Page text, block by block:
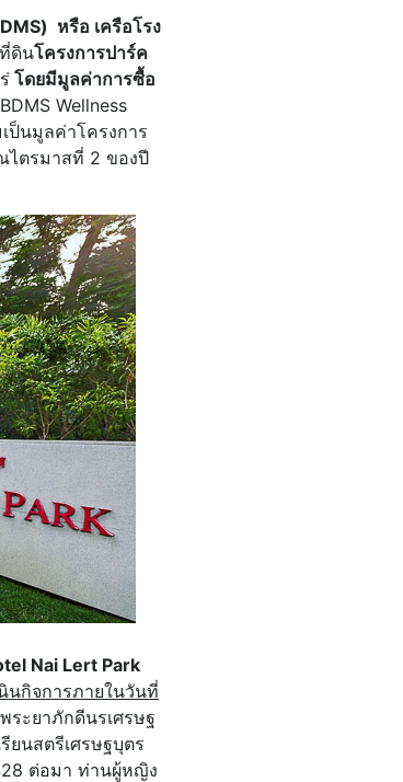
หรือ เครือโรง
ดินโครงการปาร์ค
โดยมีมูลค่าการซื้อ
Wellness
ป็นมูลค่าโครงการ
ไตรมาสที่ 2 ของปี
Nai Lert Park
นกิจการภายในวันที่
ระยาภักดีนรเศรษฐ
ยนสตรีเศรษฐบุตร
ต่อมา ท่านผู้หญิง